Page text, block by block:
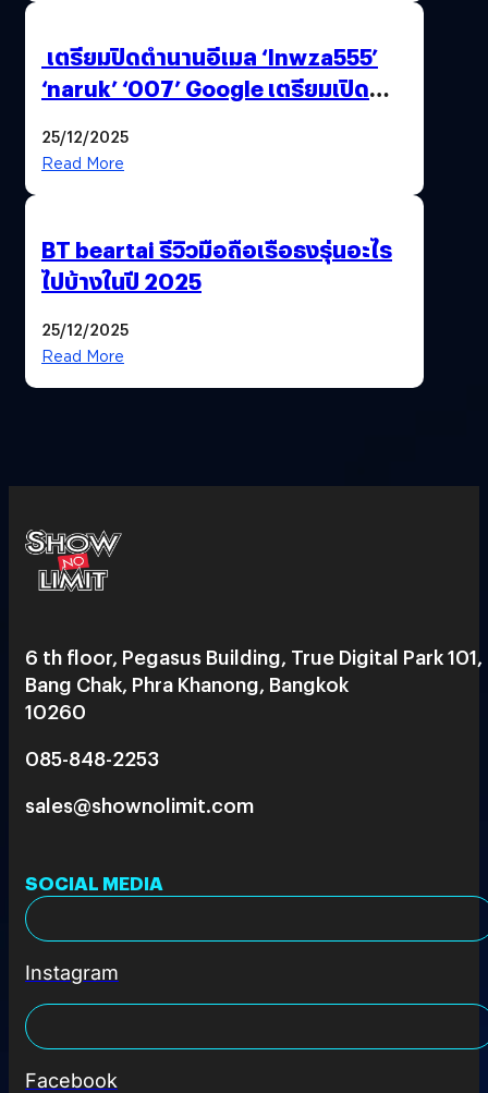
เตรียมปิดตำนานอีเมล ‘lnwza555’
‘naruk’ ‘007’ Google เตรียมเปิด
25/12/2025
Read More
BT beartai รีวิวมือถือเรือธงรุ่นอะไร
ไปบ้างในปี 2025
25/12/2025
Read More
6 th floor, Pegasus Building, True Digital Park 101,
Bang Chak, Phra Khanong, Bangkok
10260
085-848-2253
sales@shownolimit.com
SOCIAL MEDIA
Instagram
Facebook